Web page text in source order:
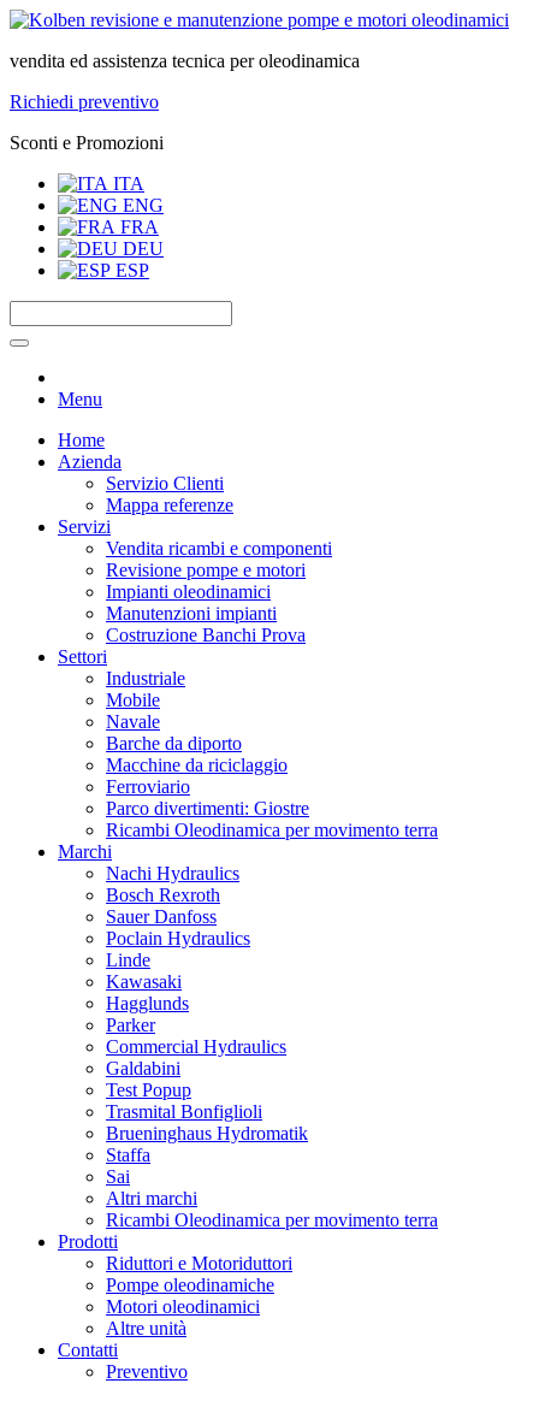
vendita ed assistenza tecnica per oleodinamica
Richiedi preventivo
Sconti e Promozioni
ITA
ENG
FRA
DEU
ESP
Menu
Home
Azienda
Servizio Clienti
Mappa referenze
Servizi
Vendita ricambi e componenti
Revisione pompe e motori
Impianti oleodinamici
Manutenzioni impianti
Costruzione Banchi Prova
Settori
Industriale
Mobile
Navale
Barche da diporto
Macchine da riciclaggio
Ferroviario
Parco divertimenti: Giostre
Ricambi Oleodinamica per movimento terra
Marchi
Nachi Hydraulics
Bosch Rexroth
Sauer Danfoss
Poclain Hydraulics
Linde
Kawasaki
Hagglunds
Parker
Commercial Hydraulics
Galdabini
Test Popup
Trasmital Bonfiglioli
Brueninghaus Hydromatik
Staffa
Sai
Altri marchi
Ricambi Oleodinamica per movimento terra
Prodotti
Riduttori e Motoriduttori
Pompe oleodinamiche
Motori oleodinamici
Altre unità
Contatti
Preventivo